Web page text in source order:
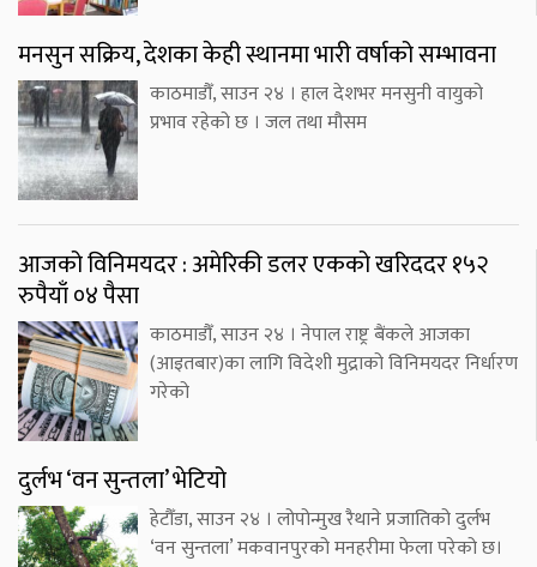
मनसुन सक्रिय, देशका केही स्थानमा भारी वर्षाको सम्भावना
काठमाडौँ, साउन २४ । हाल देशभर मनसुनी वायुको
प्रभाव रहेको छ । जल तथा मौसम
आजको विनिमयदर : अमेरिकी डलर एकको खरिददर १५२
रुपैयाँ ०४ पैसा
काठमाडौँ, साउन २४ । नेपाल राष्ट्र बैंकले आजका
(आइतबार)का लागि विदेशी मुद्राको विनिमयदर निर्धारण
गरेको
दुर्लभ ‘वन सुन्तला’ भेटियो
हेटौँडा, साउन २४ । लोपोन्मुख रैथाने प्रजातिको दुर्लभ
‘वन सुन्तला’ मकवानपुरको मनहरीमा फेला परेको छ।